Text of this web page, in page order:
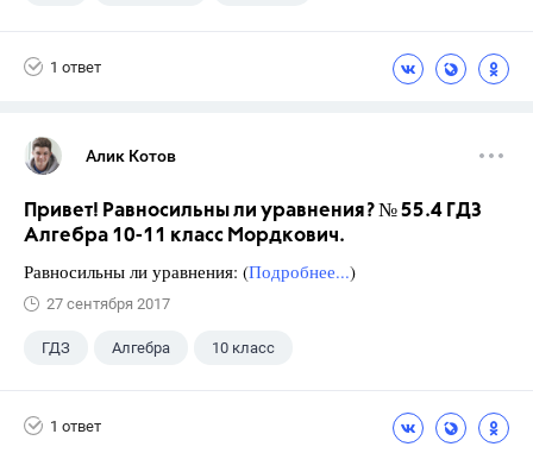
1 ответ
Алик Котов
Привет! Равносильны ли уравнения? № 55.4 ГДЗ
Алгебра 10-11 класс Мордкович.
Равносильны ли уравнения: (Подробнее...)
27 сентября 2017
ГДЗ Алгебра 10 класс
1 ответ